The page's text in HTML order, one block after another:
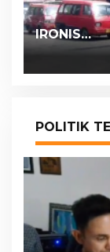
IRONIS…
POLITIK